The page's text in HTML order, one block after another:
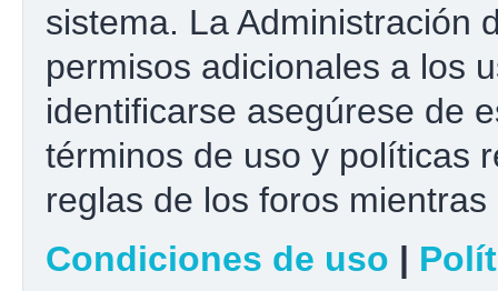
sistema. La Administración
permisos adicionales a los
identificarse asegúrese de
términos de uso y políticas
reglas de los foros
Condiciones de uso |